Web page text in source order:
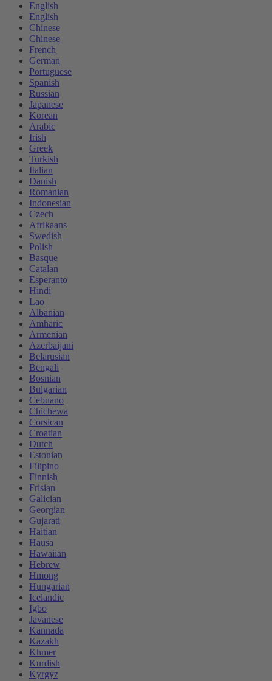
English
English
Chinese
Chinese
French
German
Portuguese
Spanish
Russian
Japanese
Korean
Arabic
Irish
Greek
Turkish
Italian
Danish
Romanian
Indonesian
Czech
Afrikaans
Swedish
Polish
Basque
Catalan
Esperanto
Hindi
Lao
Albanian
Amharic
Armenian
Azerbaijani
Belarusian
Bengali
Bosnian
Bulgarian
Cebuano
Chichewa
Corsican
Croatian
Dutch
Estonian
Filipino
Finnish
Frisian
Galician
Georgian
Gujarati
Haitian
Hausa
Hawaiian
Hebrew
Hmong
Hungarian
Icelandic
Igbo
Javanese
Kannada
Kazakh
Khmer
Kurdish
Kyrgyz